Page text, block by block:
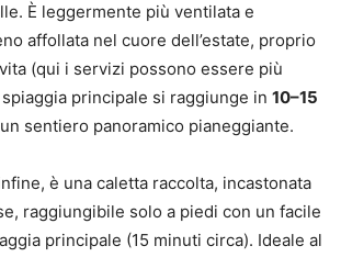
È leggermente più ventilata e
affollata nel cuore dell’estate, proprio
(qui i servizi possono essere più
principale si raggiunge in 10–15
sentiero panoramico pianeggiante.
è una caletta raccolta, incastonata
raggiungibile solo a piedi con un facile
principale (15 minuti circa). Ideale al